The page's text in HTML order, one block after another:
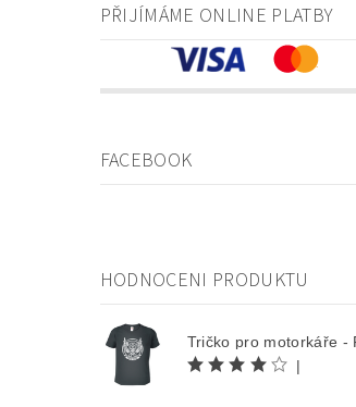
PŘIJÍMÁME ONLINE PLATBY
FACEBOOK
HODNOCENI PRODUKTU
|